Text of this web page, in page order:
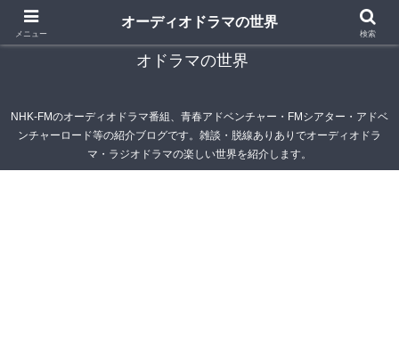
青春アドベンチャー雑記帳～オーディオドラマ・ラジ
オドラマの世界
NHK-FMのオーディオドラマ番組、青春アドベンチャー・FMシアター・アドベ
ンチャーロード等の紹介ブログです。雑談・脱線ありありでオーディオドラ
マ・ラジオドラマの楽しい世界を紹介します。
メニュー
オーディオドラマの世界
検索